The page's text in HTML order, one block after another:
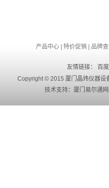
产品中心| 特价促销 品牌
友情链接：
百度
Copyright © 2015 厦门晶炜仪器设
技术支持： 厦门易尔通